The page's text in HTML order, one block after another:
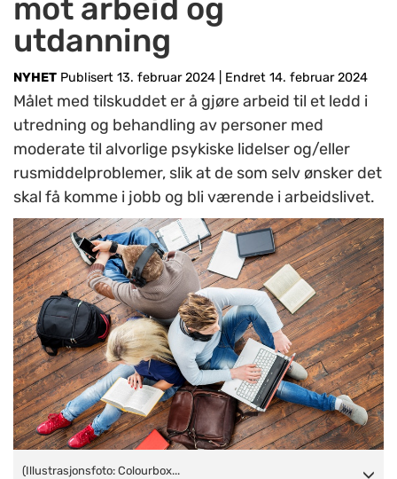
mot arbeid og
utdanning
NYHET Publisert 13. februar 2024 Endret 14. februar 2024
Målet med tilskuddet er å gjøre arbeid til et ledd i
utredning og behandling av personer med
moderate til alvorlige psykiske lidelser og/eller
rusmiddelproblemer, slik at de som selv ønsker det
skal få komme i jobb og bli værende i arbeidslivet.
(Illustrasjonsfoto: Colourbox.com
(Illustrasjonsfoto: Colourbox...